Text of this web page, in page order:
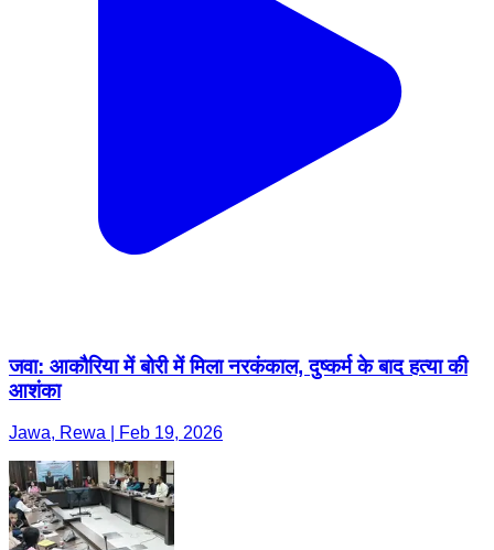
जवा: आकौरिया में बोरी में मिला नरकंकाल, दुष्कर्म के बाद हत्या की
आशंका
Jawa, Rewa | Feb 19, 2026